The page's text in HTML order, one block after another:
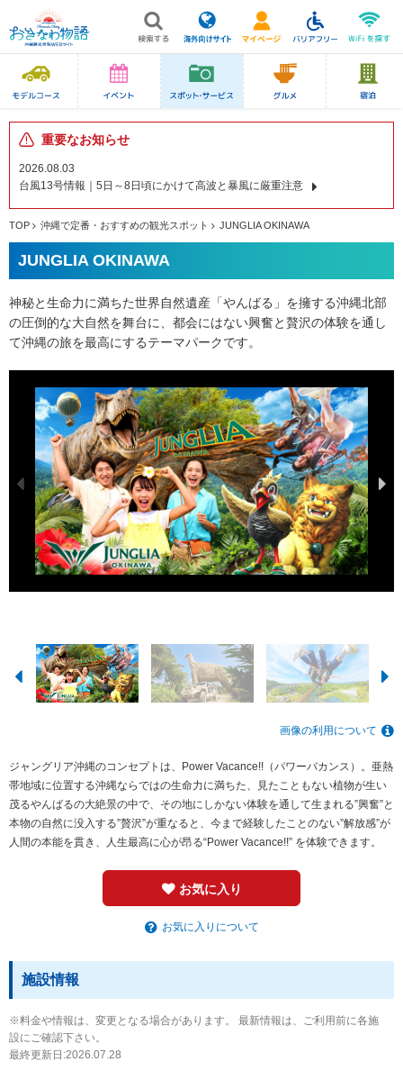
重要なお知らせ
2026.08.03
台風13号情報｜5日～8日頃にかけて高波と暴風に厳重注意
TOP 沖縄で定番・おすすめの観光スポット JUNGLIA OKINAWA
JUNGLIA OKINAWA
神秘と生命力に満ちた世界自然遺産「やんばる」を擁する沖縄北部
の圧倒的な大自然を舞台に、都会にはない興奮と贅沢の体験を通し
て沖縄の旅を最高にするテーマパークです。
画像の利用について
ジャングリア沖縄のコンセプトは、Power Vacance!!（パワーバカンス）。亜熱
帯地域に位置する沖縄ならではの生命力に満ちた、見たこともない植物が生い
茂るやんばるの大絶景の中で、その地にしかない体験を通して生まれる”興奮”と
本物の自然に没入する”贅沢”が重なると、今まで経験したことのない”解放感”が
人間の本能を貫き、人生最高に心が昂る“Power Vacance!!” を体験できます。
お気に入り
お気に入りについて
施設情報
※料金や情報は、変更となる場合があります。 最新情報は、ご利用前に各施
設にご確認下さい。
最終更新日:2026.07.28